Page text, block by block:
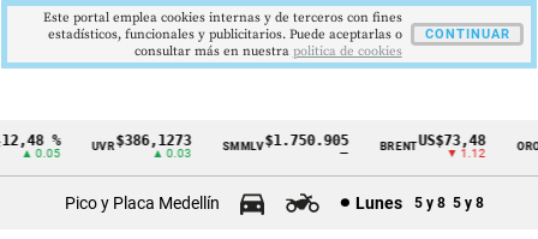
Cintillo
%
▲ 0.05
UVR$386,1273
▲ 0.03
SMMLV$1.750.905 BRENTUS$73,48
▼ 1.12
ORO
Pico y Placa Medellín Lunes 5 y 8 5 y 8
Este portal emplea cookies internas y de terceros con fines
estadísticos, funcionales y publicitarios. Puede aceptarlas o
consultar más en nuestra politica de cookies
CONTINUAR